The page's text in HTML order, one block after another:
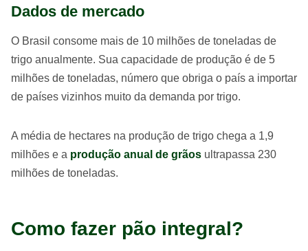
Dados de mercado
O Brasil consome mais de 10 milhões de toneladas de
trigo anualmente. Sua capacidade de produção é de 5
milhões de toneladas, número que obriga o país a importar
de países vizinhos muito da demanda por trigo.
A média de hectares na produção de trigo chega a 1,9
milhões e a produção anual de grãos ultrapassa 230
milhões de toneladas.
Como fazer pão integral?